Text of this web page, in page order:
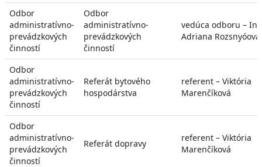
Odbor
administratívno-
prevádzkových
činností
Odbor
administratívno-
prevádzkových
činností
vedúca odboru –
Adriana Rozsnyóová
Odbor
administratívno-
prevádzkových
činností
Referát bytového
hospodárstva
referent – Viktória
Marenčíková
Odbor
administratívno-
prevádzkových
činností
Referát dopravy
referent – Viktória
Marenčíková